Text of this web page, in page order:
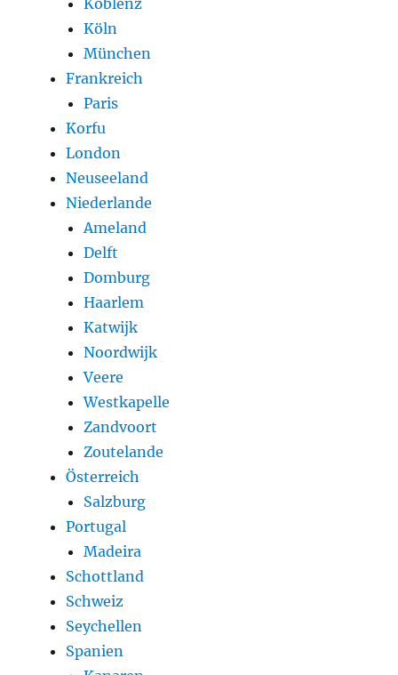
Köln
München
Frankreich
Paris
Korfu
London
Neuseeland
Niederlande
Ameland
Delft
Domburg
Haarlem
Katwijk
Noordwijk
Veere
Westkapelle
Zandvoort
Zoutelande
Österreich
Salzburg
Portugal
Madeira
Schottland
Schweiz
Seychellen
Spanien